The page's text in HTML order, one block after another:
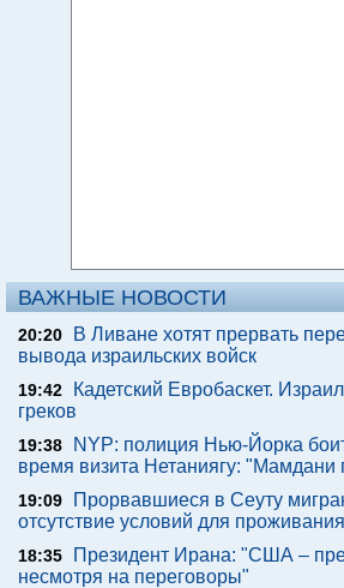
ВАЖНЫЕ НОВОСТИ
20:20
В Ливане хотят прервать
вывода израильских войск
19:42
Кадетский Евробаскет.
греков
19:38
NYP: полиция Нью-Йорка
время визита Нетаниягу: "Мамдани
19:09
Прорвавшиеся в Сеуту
отсутствие условий для проживания
18:35
Президент Ирана: "США –
несмотря на переговоры"